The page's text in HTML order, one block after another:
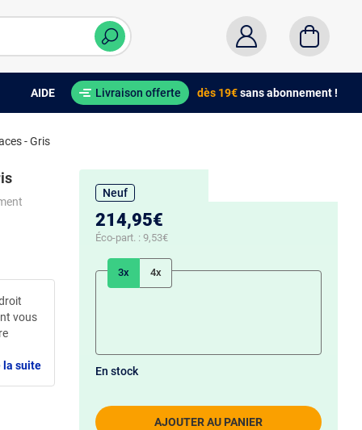
AIDE Livraison offerte dès 19€sans abonnement !
- Gris
vous
la suite
Neuf
214,95€
Éco-part. : 9,53€
3x 4x
AJOUTER AU PANIER
En stock